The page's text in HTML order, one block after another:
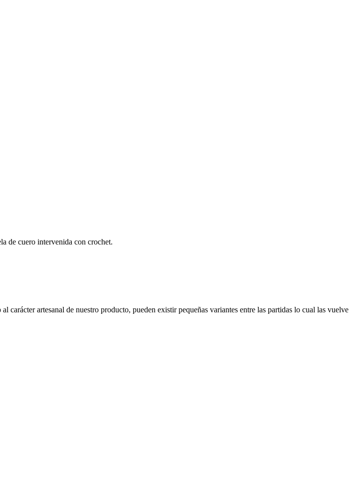
de cuero intervenida con crochet.
carácter artesanal de nuestro producto, pueden existir pequeñas variantes entre las partidas lo cual las vuelve